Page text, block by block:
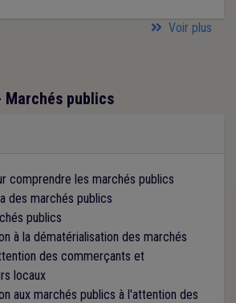
Voir plus
Marchés publics
est programmée
comprendre les marchés publics
est programmée
des marchés publics
gratuit
publics
à la dématérialisation des marchés
des commerçants et
locaux
aux marchés publics à l'attention des